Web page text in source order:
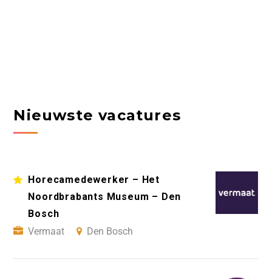
Nieuwste vacatures
Horecamedewerker – Het
Noordbrabants Museum – Den
Bosch
Vermaat
Den Bosch